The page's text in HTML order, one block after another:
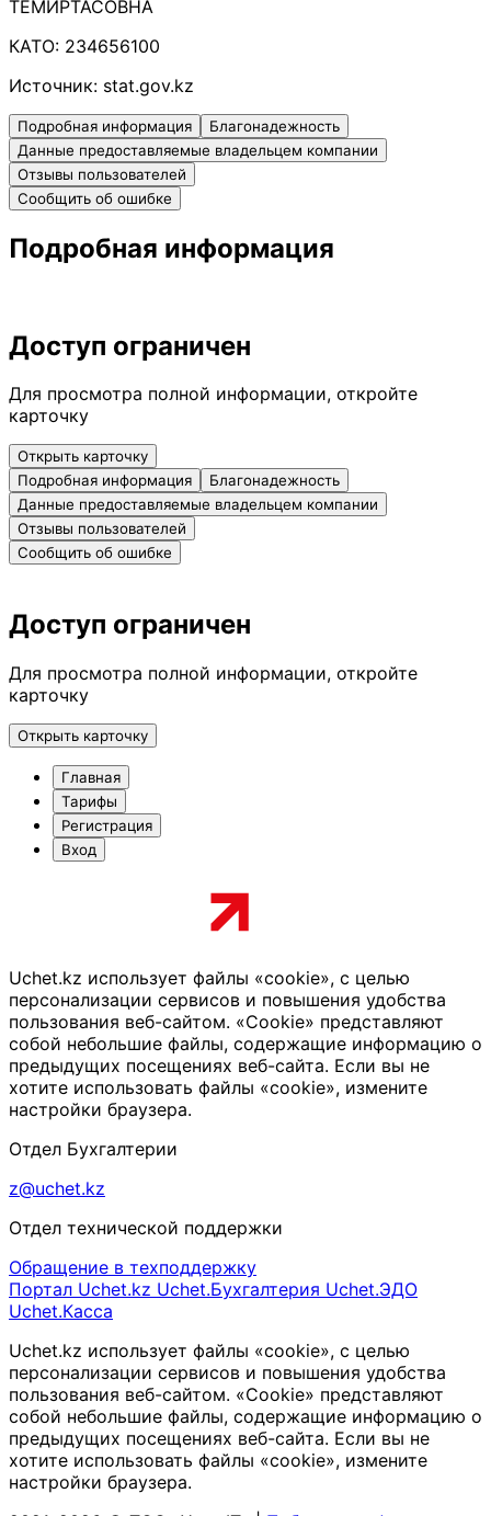
ТЕМИРТАСОВНА
КАТО: 234656100
Источник: stat.gov.kz
Подробная информация
Благонадежность
Данные предоставляемые владельцем компании
Отзывы пользователей
Сообщить об ошибке
Подробная информация
Доступ ограничен
Для просмотра полной информации, откройте
карточку
Открыть карточку
Подробная информация
Благонадежность
Данные предоставляемые владельцем компании
Отзывы пользователей
Сообщить об ошибке
Доступ ограничен
Для просмотра полной информации, откройте
карточку
Открыть карточку
Главная
Тарифы
Регистрация
Вход
Uchet.kz использует файлы «cookie», с целью
персонализации сервисов и повышения удобства
пользования веб-сайтом. «Cookie» представляют
собой небольшие файлы, содержащие информацию о
предыдущих посещениях веб-сайта. Если вы не
хотите использовать файлы «cookie», измените
настройки браузера.
Отдел Бухгалтерии
z@uchet.kz
Отдел технической поддержки
Обращение в техподдержку
Портал Uchet.kz Uchet.Бухгалтерия Uchet.ЭДО
Uchet.Касса
Uchet.kz использует файлы «cookie», с целью
персонализации сервисов и повышения удобства
пользования веб-сайтом. «Cookie» представляют
собой небольшие файлы, содержащие информацию о
предыдущих посещениях веб-сайта. Если вы не
хотите использовать файлы «cookie», измените
настройки браузера.